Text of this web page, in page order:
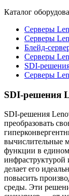
Каталог
Серверы
Серверы
Блейд-
Cерверы
SDI-
Серверы
SDI-решения
SDI-решения
преобразовать
вычислительные
функции в
инфраструктурой
делает его
повысить
среды. Эти